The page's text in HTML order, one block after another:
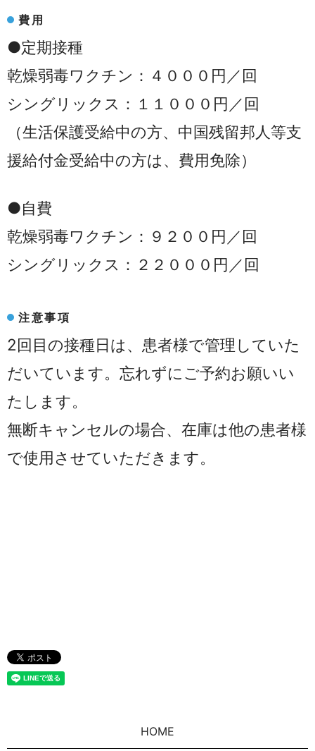
費用
●定期接種
乾燥弱毒ワクチン：４０００円／回
シングリックス：１１０００円／回
（生活保護受給中の方、中国残留邦人等支
援給付金受給中の方は、費用免除）
●自費
乾燥弱毒ワクチン：９２００円／回
シングリックス：２２０００円／回
注意事項
2回目の接種日は、患者様で管理していた
だいています。忘れずにご予約お願いい
たします。
無断キャンセルの場合、在庫は他の患者様
で使用させていただきます。
HOME